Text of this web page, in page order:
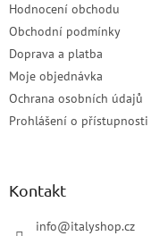
Hodnocení obchodu
Obchodní podmínky
Doprava a platba
Moje objednávka
Ochrana osobních údajů
Prohlášení o přístupnosti
Kontakt
info@italyshop.cz